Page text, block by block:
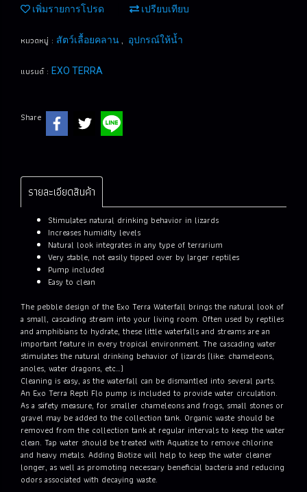
เพิ่มรายการโปรด เปรียบเทียบ
หมวดหมู่ : สัตว์เลื้อยคลาน, อุปกรณ์ให้น้ำ
แบรนด์ : EXO TERRA
Share
รายละเอียดสินค้า
Stimulates natural drinking behavior in lizards
Increases humidity levels
Natural look integrates in any type of terrarium
Very stable, not easily tipped over by larger reptiles
Pump included
Easy to clean
The pebble design of the Exo Terra Waterfall brings the natural look of
a small, cascading stream into your living room. Often used by reptiles
and amphibians to hydrate, these little waterfalls and streams are an
important feature in every tropical environment. The cascading water
stimulates the natural drinking behavior of lizards (like: chameleons,
anoles, water dragons, etc…)
Cleaning is easy, as the waterfall can be dismantled into several parts.
An Exo Terra Repti Flo pump is included to provide water circulation.
As a safety measure, for smaller chameleons and frogs, small stones or
gravel may be added to the collection tank. Organic waste should be
removed from the collection tank at regular intervals to keep the water
clean. Tap water should be treated with Aquatize to remove chlorine
and heavy metals. Adding Biotize will help to keep the water cleaner
longer, as well as promoting necessary beneficial bacteria and reducing
odors associated with decaying waste.